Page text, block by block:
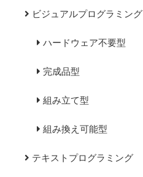
ビジュアルプログラミング
ハードウェア不要型
完成品型
組み立て型
組み換え可能型
テキストプログラミング